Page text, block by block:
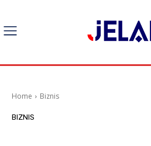
Home Biznis
BIZNIS